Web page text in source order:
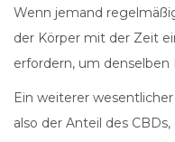
Wenn jemand
der Körper mit der Zeit
erfordern, um denselben
Ein weiterer
also der Anteil des